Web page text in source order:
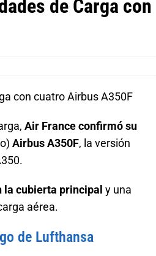
de Carga con
Air France confirmó su
Airbus A350F, la versión
la cubierta principal y una
aérea.
de Lufthansa